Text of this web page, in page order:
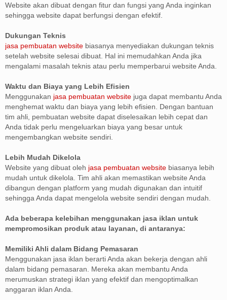
Website akan dibuat dengan fitur dan fungsi yang Anda inginkan
sehingga website dapat berfungsi dengan efektif.
Dukungan Teknis
jasa pembuatan website biasanya menyediakan dukungan teknis
setelah website selesai dibuat. Hal ini memudahkan Anda jika
mengalami masalah teknis atau perlu memperbarui website Anda.
Waktu dan Biaya yang Lebih Efisien
Menggunakan jasa pembuatan website juga dapat membantu Anda
menghemat waktu dan biaya yang lebih efisien. Dengan bantuan
tim ahli, pembuatan website dapat diselesaikan lebih cepat dan
Anda tidak perlu mengeluarkan biaya yang besar untuk
mengembangkan website sendiri.
Lebih Mudah Dikelola
Website yang dibuat oleh jasa pembuatan website biasanya lebih
mudah untuk dikelola. Tim ahli akan memastikan website Anda
dibangun dengan platform yang mudah digunakan dan intuitif
sehingga Anda dapat mengelola website sendiri dengan mudah.
Ada beberapa kelebihan menggunakan jasa iklan untuk
mempromosikan produk atau layanan, di antaranya:
Memiliki Ahli dalam Bidang Pemasaran
Menggunakan jasa iklan berarti Anda akan bekerja dengan ahli
dalam bidang pemasaran. Mereka akan membantu Anda
merumuskan strategi iklan yang efektif dan mengoptimalkan
anggaran iklan Anda.